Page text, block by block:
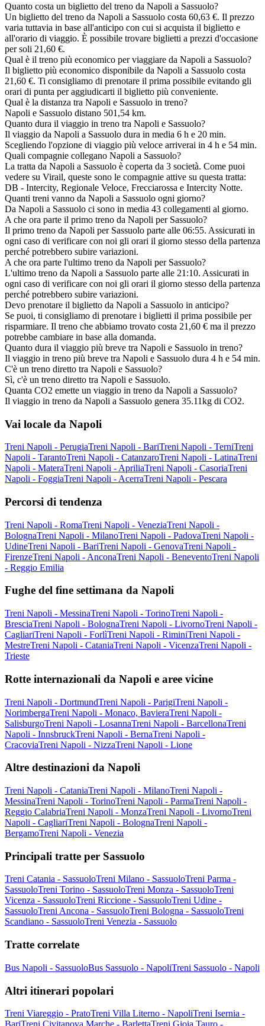
Quanto costa un biglietto del treno da Napoli a Sassuolo?
Un biglietto del treno da Napoli a Sassuolo costa 60,63 €. Il prezzo
varia tuttavia in base all'anticipo con cui si acquista il biglietto e
all'orario di viaggio. È possibile trovare biglietti a prezzi d'occasione
per soli 21,60 €.
Qual è il treno più economico per viaggiare da Napoli a Sassuolo?
Il biglietto più economico disponibile da Napoli a Sassuolo costa
21,60 €. Ti consigliamo di prenotare il prima possibile evitando gli
orari di punta per aggiudicarti il biglietto più conveniente.
Qual è la distanza tra Napoli e Sassuolo in treno?
Napoli e Sassuolo distano 501,54 km.
Quanto dura il viaggio in treno tra Napoli e Sassuolo?
Il viaggio da Napoli a Sassuolo dura in media 6 h e 20 min.
Scegliendo l'opzione di viaggio più veloce arriverai in 4 h e 54 min.
Quali compagnie collegano Napoli a Sassuolo?
La tratta da Napoli a Sassuolo è coperta da 3 società. Come puoi
vedere su Virail, queste sono le compagnie attive su questa tratta:
DB - Intercity, Regionale Veloce, Frecciarossa e Intercity Notte.
Quanti treni vanno da Napoli a Sassuolo ogni giorno?
Da Napoli a Sassuolo ci sono in media 43 collegamenti al giorno.
A che ora parte il primo treno da Napoli per Sassuolo?
Il primo treno da Napoli per Sassuolo parte alle 06:55. Assicurati in
ogni caso di verificare con noi gli orari il giorno stesso della partenza
perché potrebbero subire variazioni.
A che ora parte l'ultimo treno da Napoli per Sassuolo?
L'ultimo treno da Napoli a Sassuolo parte alle 21:10. Assicurati in
ogni caso di verificare con noi gli orari il giorno stesso della partenza
perché potrebbero subire variazioni.
Devo prenotare il biglietto da Napoli a Sassuolo in anticipo?
Se puoi, ti consigliamo di prenotare i biglietti il prima possibile per
risparmiare. Il treno che abbiamo trovato costa 21,60 € ma il prezzo
potrebbe cambiare in base alla domanda.
Quanto dura il viaggio più breve tra Napoli e Sassuolo in treno?
Il viaggio in treno più breve tra Napoli e Sassuolo dura 4 h e 54 min.
C'è un treno diretto tra Napoli e Sassuolo?
Sì, c'è un treno diretto tra Napoli e Sassuolo.
Quanta CO2 emette un viaggio in treno da Napoli a Sassuolo?
Il viaggio in treno da Napoli a Sassuolo genera 35.11kg di CO2.
Vai locale da Napoli
Treni Napoli - PerugiaTreni Napoli - BariTreni Napoli - TerniTreni
Napoli - TarantoTreni Napoli - CatanzaroTreni Napoli - LatinaTreni
Napoli - MateraTreni Napoli - ApriliaTreni Napoli - CasoriaTreni
Napoli - FoggiaTreni Napoli - AcerraTreni Napoli - Pescara
Percorsi di tendenza
Treni Napoli - RomaTreni Napoli - VeneziaTreni Napoli -
BolognaTreni Napoli - MilanoTreni Napoli - PadovaTreni Napoli -
UdineTreni Napoli - BariTreni Napoli - GenovaTreni Napoli -
FirenzeTreni Napoli - AnconaTreni Napoli - BeneventoTreni Napoli
- Reggio Emilia
Fughe del fine settimana da Napoli
Treni Napoli - MessinaTreni Napoli - TorinoTreni Napoli -
BresciaTreni Napoli - BolognaTreni Napoli - LivornoTreni Napoli -
CagliariTreni Napoli - ForlìTreni Napoli - RiminiTreni Napoli -
MestreTreni Napoli - CataniaTreni Napoli - VicenzaTreni Napoli -
Trieste
Rotte internazionali da Napoli e aree vicine
Treni Napoli - DortmundTreni Napoli - ParigiTreni Napoli -
NorimbergaTreni Napoli - Monaco, BavieraTreni Napoli -
SalisburgoTreni Napoli - LosannaTreni Napoli - BarcellonaTreni
Napoli - InnsbruckTreni Napoli - BernaTreni Napoli -
CracoviaTreni Napoli - NizzaTreni Napoli - Lione
Altre destinazioni da Napoli
Treni Napoli - CataniaTreni Napoli - MilanoTreni Napoli -
MessinaTreni Napoli - TorinoTreni Napoli - ParmaTreni Napoli -
Reggio CalabriaTreni Napoli - MonzaTreni Napoli - LivornoTreni
Napoli - CagliariTreni Napoli - BolognaTreni Napoli -
BergamoTreni Napoli - Venezia
Principali tratte per Sassuolo
Treni Catania - SassuoloTreni Milano - SassuoloTreni Parma -
SassuoloTreni Torino - SassuoloTreni Monza - SassuoloTreni
Vicenza - SassuoloTreni Riccione - SassuoloTreni Udine -
SassuoloTreni Ancona - SassuoloTreni Bologna - SassuoloTreni
Scandiano - SassuoloTreni Venezia - Sassuolo
Tratte correlate
Bus Napoli - SassuoloBus Sassuolo - NapoliTreni Sassuolo - Napoli
Altri itinerari popolari
Treni Viareggio - PratoTreni Villa Literno - NapoliTreni Isernia -